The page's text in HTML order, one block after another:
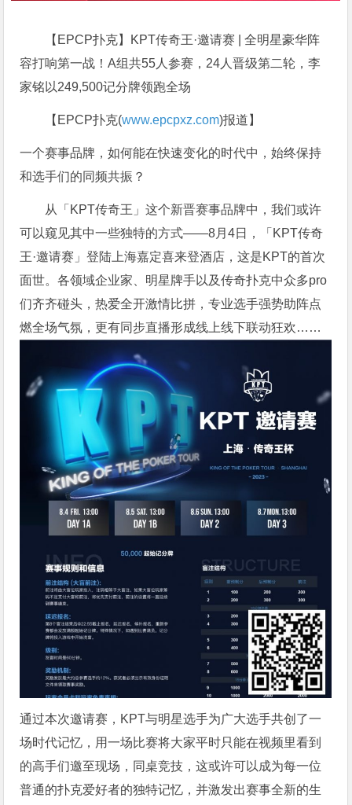
【EPCP扑克】KPT传奇王·邀请赛 | 全明星豪华阵
容打响第一战！A组共55人参赛，24人晋级第二轮，李
家铭以249,500记分牌领跑全场
【EPCP扑克(www.epcpxz.com)报道】
一个赛事品牌，如何能在快速变化的时代中，始终保持
和选手们的同频共振？
从「KPT传奇王」这个新晋赛事品牌中，我们或许
可以窥见其中一些独特的方式——8月4日，「KPT传奇
王·邀请赛」登陆上海嘉定喜来登酒店，这是KPT的首次
面世。各领域企业家、明星牌手以及传奇扑克中众多pro
们齐齐碰头，热爱全开激情比拼，专业选手强势助阵点
燃全场气氛，更有同步直播形成线上线下联动狂欢……
通过本次邀请赛，KPT与明星选手为广大选手共创了一
场时代记忆，用一场比赛将大家平时只能在视频里看到
的高手们邀至现场，同桌竞技，这或许可以成为每一位
普通的扑克爱好者的独特记忆，并激发出赛事全新的生